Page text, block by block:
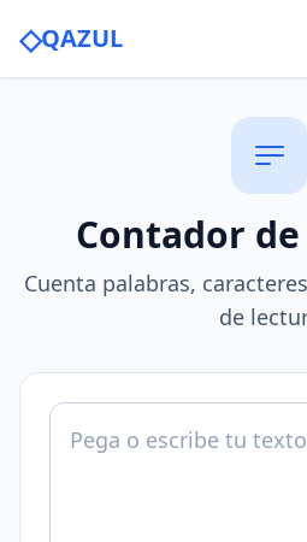
◇QAZUL
Contador
Cuenta palabras,
de